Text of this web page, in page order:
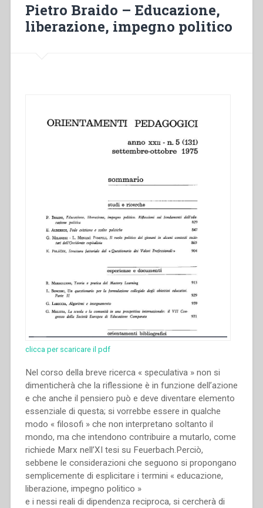
scolastici
della
Pietro Braido – Educazione,
liberazione, impegno politico
clicca per scaricare il pdf
Nel corso della breve ricerca « speculativa » non si
dimenticherà che la riflessione è in funzione dell’azione
e che anche il pensiero può e deve diventare elemento
essenziale di questa; si vorrebbe essere in qualche
modo « filosofi » che non interpretano soltanto il
mondo, ma che intendono contribuire a mutarlo, come
richiede Marx nell’XI tesi su Feuerbach.Perciò,
sebbene le considerazioni che seguono si propongano
semplicemente di esplicitare i termini « educazione,
liberazione, impegno politico »
e i nessi reali di dipendenza reciproca, si cercherà di